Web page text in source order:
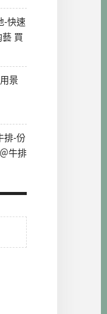
-快速
買
景
排-份
牛排